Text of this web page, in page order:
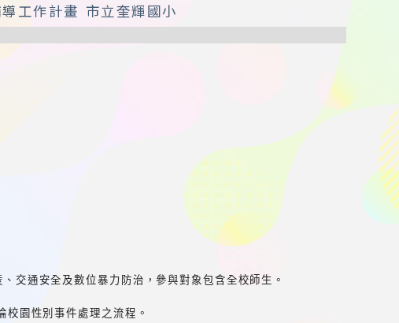
工作計畫 市立奎輝國小
交通安全及數位暴力防治，參與對象包含全校師生。
園性別事件處理之流程。